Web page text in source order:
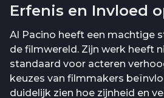
Erfenis en Invloed
Al Pacino heeft een machtige
de filmwereld. Zijn werk heeft
standaard voor acteren
keuzes van filmmakers
duidelijk zien hoe zijnheid en